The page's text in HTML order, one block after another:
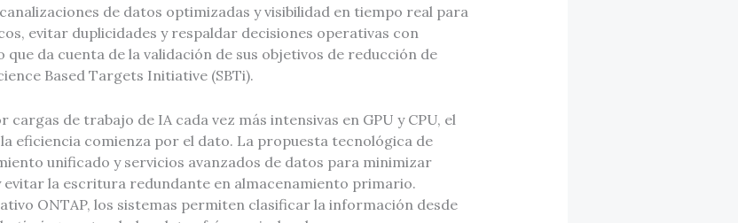
de datos optimizadas y visibilidad en tiempo real para
evitar duplicidades y respaldar decisiones operativas con
da cuenta de la validación de sus objetivos de reducción de
Based Targets Initiative (SBTi).
de trabajo de IA cada vez más intensivas en GPU y CPU, el
eficiencia comienza por el dato. La propuesta tecnológica de
unificado y servicios avanzados de datos para minimizar
evitar la escritura redundante en almacenamiento primario.
ONTAP, los sistemas permiten clasificar la información desde